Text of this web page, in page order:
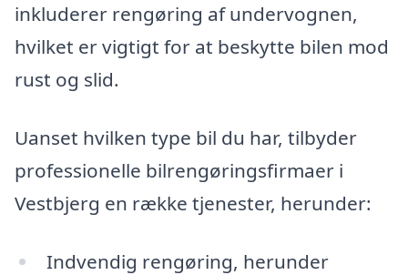
inkluderer rengøring af undervognen,
hvilket er vigtigt for at beskytte bilen mod
rust og slid.
Uanset hvilken type bil du har, tilbyder
professionelle bilrengøringsfirmaer i
Vestbjerg en række tjenester, herunder:
Indvendig rengøring, herunder